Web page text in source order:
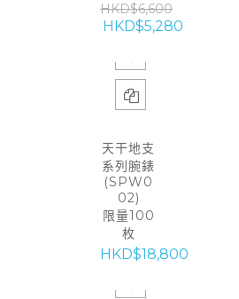
HKD$6,600
HKD$5,280
天干地支
系列腕錶
(SPW0
02)
限量100
枚
HKD$18,800